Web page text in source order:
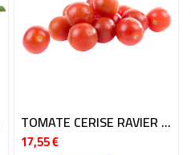
TOMATE CERISE RAVIER 9X250GR BE
17,55 €Prix